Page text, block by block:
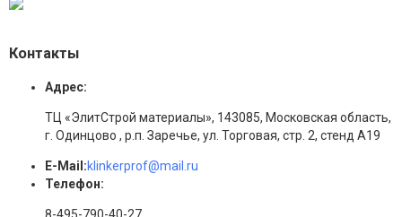
Контакты
Адрес:
ТЦ «ЭлитСтрой материалы», 143085, Московская область,
г. Одинцово , р.п. Заречье, ул. Торговая, стр. 2, стенд А19
E-Mail:klinkerprof@mail.ru
Телефон: